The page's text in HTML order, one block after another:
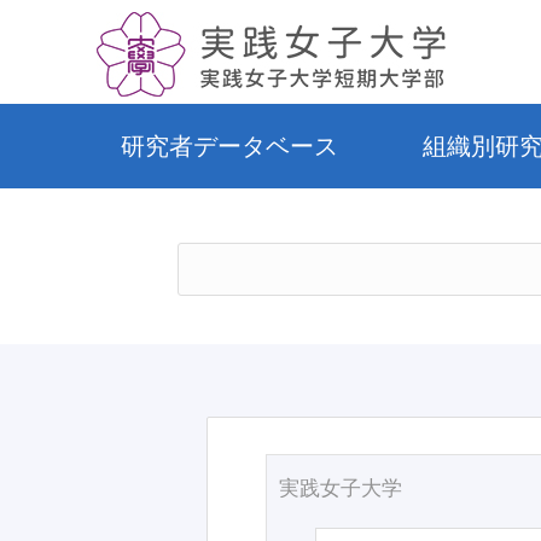
研究者データベース 組織別研
実践女子大学